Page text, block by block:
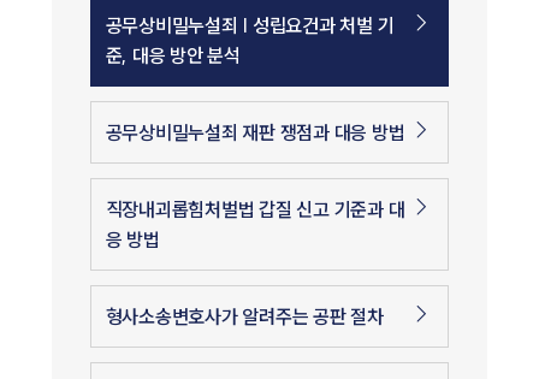
공무상비밀누설죄 | 성립요건과 처벌 기
준, 대응 방안 분석
공무상비밀누설죄 재판 쟁점과 대응 방법
직장내괴롭힘처벌법 갑질 신고 기준과 대
응 방법
형사소송변호사가 알려주는 공판 절차